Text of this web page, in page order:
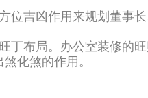
位吉凶作用来规划董事
丁布局。办公室装修的
煞化煞的作用。